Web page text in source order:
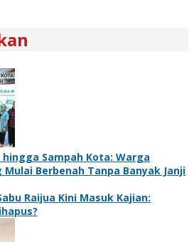
hingga Sampah Kota: Warga
Mulai Berbenah Tanpa Banyak Janji
Raijua Kini Masuk Kajian: